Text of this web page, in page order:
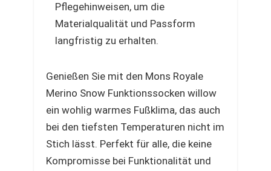
Pflegehinweisen, um die
Materialqualität und Passform
langfristig zu erhalten.
Genießen Sie mit den Mons Royale
Merino Snow Funktionssocken willow
ein wohlig warmes Fußklima, das auch
bei den tiefsten Temperaturen nicht im
Stich lässt. Perfekt für alle, die keine
Kompromisse bei Funktionalität und